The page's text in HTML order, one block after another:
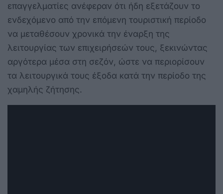
επαγγελματίες ανέφεραν ότι ήδη εξετάζουν το
ενδεχόμενο από την επόμενη τουριστική περίοδο
να μεταθέσουν χρονικά την έναρξη της
λειτουργίας των επιχειρήσεών τους, ξεκινώντας
αργότερα μέσα στη σεζόν, ώστε να περιορίσουν
τα λειτουργικά τους έξοδα κατά την περίοδο της
χαμηλής ζήτησης.